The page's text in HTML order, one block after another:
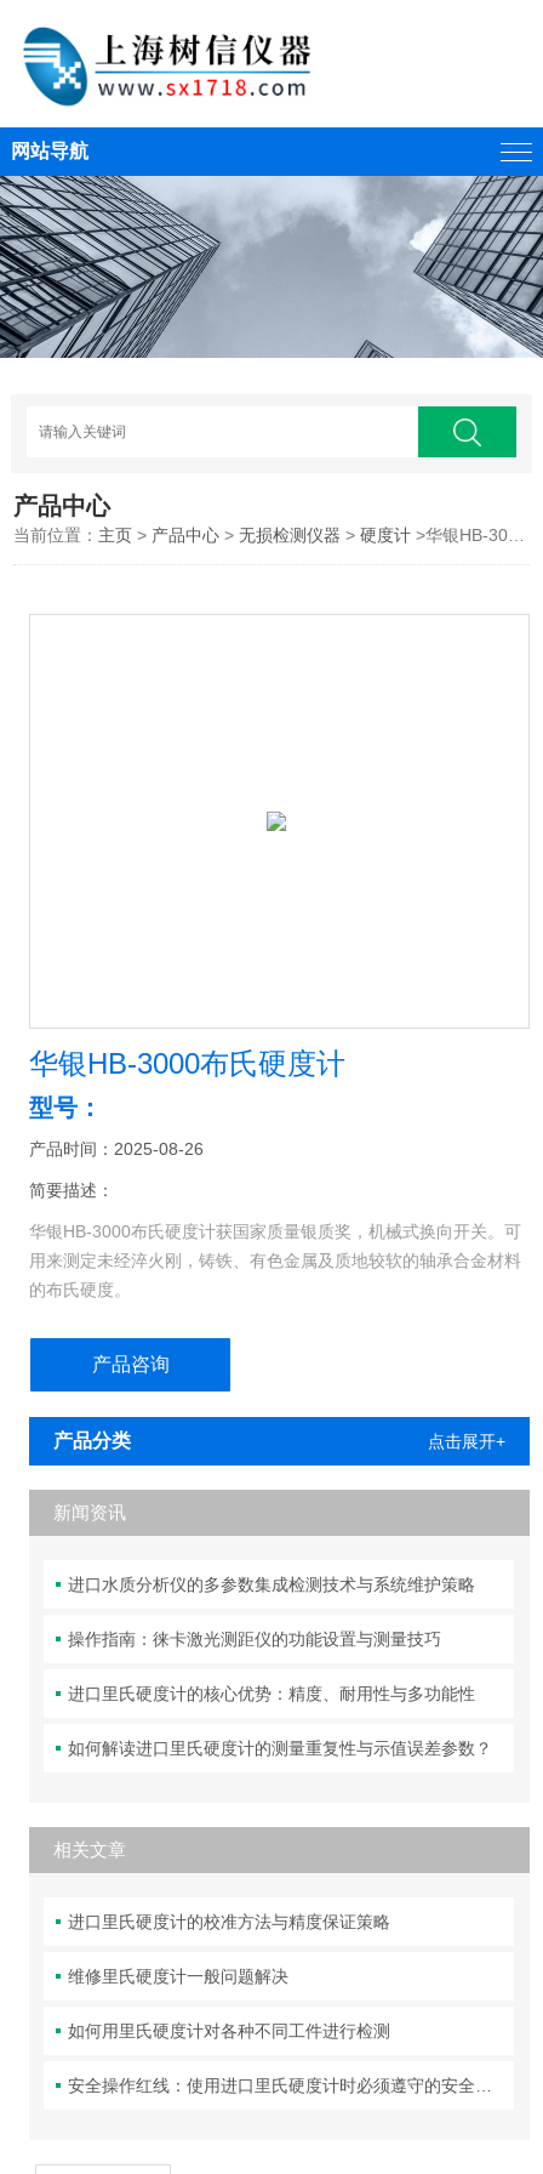
网站导航
产品中心
当前位置： 主页 > 产品中心 >无损检测仪器 >硬度计 >华银HB-3000布氏硬度计
华银HB-3000布氏硬度计
型号：
产品时间：2025-08-26
简要描述：
华银HB-3000布氏硬度计获国家质量银质奖，机械式换向开关。可
用来测定未经淬火刚，铸铁、有色金属及质地较软的轴承合金材料
的布氏硬度。
产品咨询
产品分类 点击展开+
新闻资讯
进口水质分析仪的多参数集成检测技术与系统维护策略
操作指南：徕卡激光测距仪的功能设置与测量技巧
进口里氏硬度计的核心优势：精度、耐用性与多功能性
如何解读进口里氏硬度计的测量重复性与示值误差参数？
相关文章
进口里氏硬度计的校准方法与精度保证策略
维修里氏硬度计一般问题解决
如何用里氏硬度计对各种不同工件进行检测
安全操作红线：使用进口里氏硬度计时必须遵守的安全准则